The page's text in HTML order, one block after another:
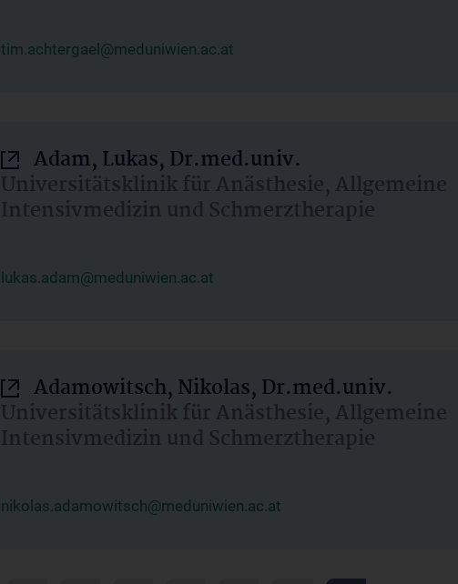
tim.achtergael@meduniwien.ac.at
Adam, Lukas, Dr.med.univ.
Universitätsklinik für Anästhesie, Allgemeine
Intensivmedizin und Schmerztherapie
lukas.adam@meduniwien.ac.at
Adamowitsch, Nikolas, Dr.med.univ.
Universitätsklinik für Anästhesie, Allgemeine
Intensivmedizin und Schmerztherapie
nikolas.adamowitsch@meduniwien.ac.at